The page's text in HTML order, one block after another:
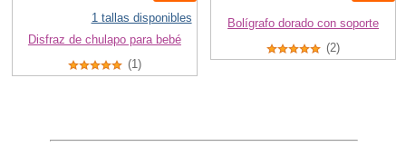
1 tallas disponibles
Disfraz de chulapo para bebé
(1)
Bolígrafo dorado con soporte
(2)